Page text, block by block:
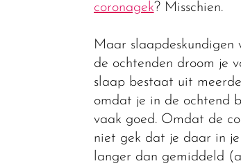
coronagek? Misschien.
Maar slaapdeskundigen
de ochtenden droom je
slaap bestaat uit
omdat je in de ochtend
vaak goed. Omdat de
niet gek dat je daar in
langer dan gemiddeld